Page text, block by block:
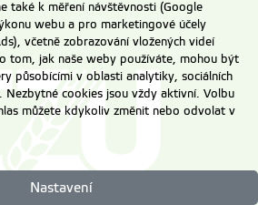
také k měření návštěvnosti (Google
webu a pro marketingové účely
včetně zobrazování vložených videí
tom, jak naše weby používáte, mohou být
působícími v oblasti analytiky, sociálních
Nezbytné cookies jsou vždy aktivní. Volbu
můžete kdykoliv změnit nebo odvolat v
Nastavení